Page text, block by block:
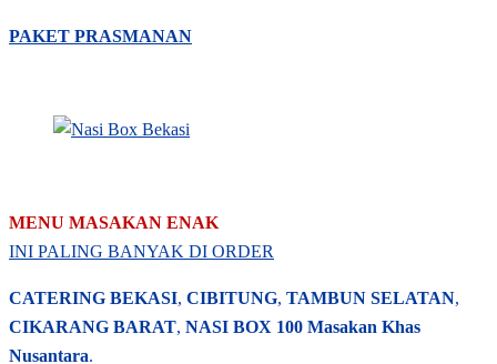
PAKET PRASMANAN
MENU MASAKAN ENAK
INI PALING BANYAK DI ORDER
CATERING BEKASI, CIBITUNG, TAMBUN SELATAN,
CIKARANG BARAT, NASI BOX 100 Masakan Khas
Nusantara.